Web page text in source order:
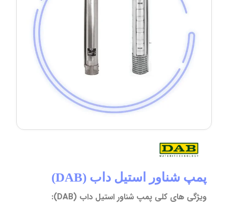
پمپ شناور استیل داب (DAB)
ویژگی های کلی پمپ شناور استیل داب (DAB):